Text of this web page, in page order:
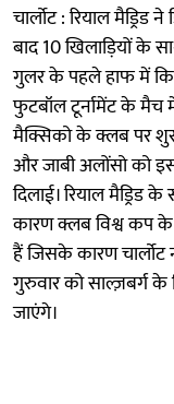
चार्लोट : रियाल
बाद 10 खिलाड़ियों के
गुलर के पहले हाफ में
फुटबॉल टूर्नामेंट के मैच में
मैक्सिको के क्लब पर
और जाबी अलोंसो को
दिलाई। रियाल मैड्रिड
कारण क्लब विश्व कप के
हैं जिसके कारण चार्लोट
गुरुवार को साल्ज़बर्ग
जाएंगे।